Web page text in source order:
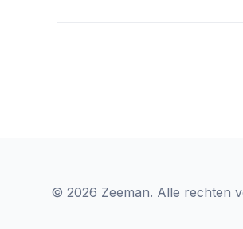
© 2026 Zeeman. Alle rechten